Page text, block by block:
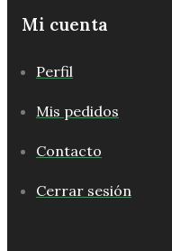
Mi cuenta
Perfil
Mis pedidos
Contacto
Cerrar sesión